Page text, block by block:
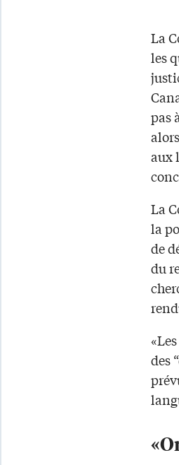
La
les
pas
aux
La
la
de
du
des